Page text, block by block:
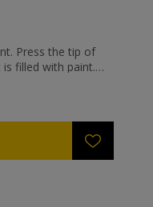
Press the tip of
filled with paint.
back, wait a
release it. It is